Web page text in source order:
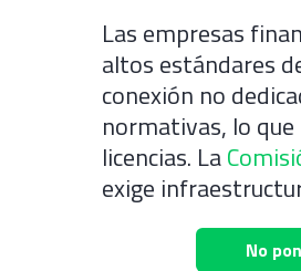
Las empresas
altos estándares
conexión no
normativas, lo que
licencias. La
exige
No